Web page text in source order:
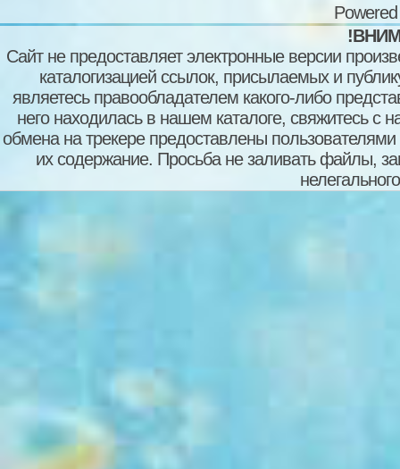
Сайт не предоставляет электронные версии
каталогизацией ссылок, присылаемых и
являетесь правообладателем какого-либо
него находилась в нашем каталоге, свяжитесь
обмена на трекере предоставлены пользователями
их содержание. Просьба не заливать файлы,